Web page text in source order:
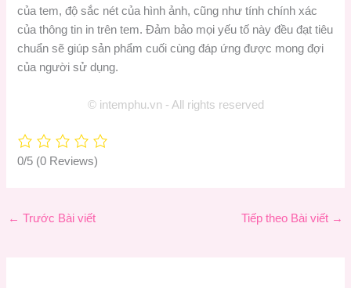
của tem, độ sắc nét của hình ảnh, cũng như tính chính xác
của thông tin in trên tem. Đảm bảo mọi yếu tố này đều đạt tiêu
chuẩn sẽ giúp sản phẩm cuối cùng đáp ứng được mong đợi
của người sử dụng.
© intemphu.vn - All rights reserved
0/5 (0 Reviews)
← Trước Bài viết Tiếp theo Bài viết →